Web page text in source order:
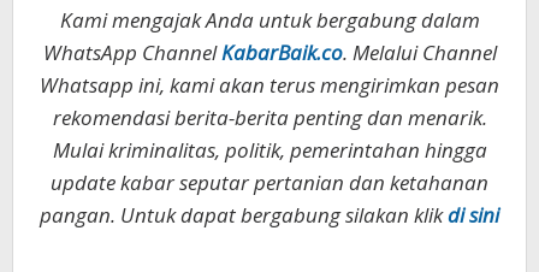
Kami mengajak Anda untuk bergabung dalam
WhatsApp ChannelKabarBaik.co. Melalui Channel
Whatsapp ini, kami akan terus mengirimkan pesan
rekomendasi berita-berita penting dan menarik.
Mulai kriminalitas, politik, pemerintahan hingga
update kabar seputar pertanian dan ketahanan
pangan. Untuk dapat bergabung silakan klikdi sini